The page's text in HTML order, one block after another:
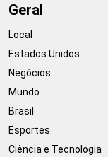
Geral
Local
Estados Unidos
Negócios
Mundo
Brasil
Esportes
Ciência e Tecnologia